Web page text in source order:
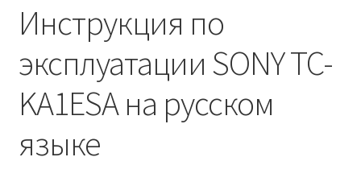
Инструкция по
эксплуатации SONY TC-
KA1ESA на русском
языке